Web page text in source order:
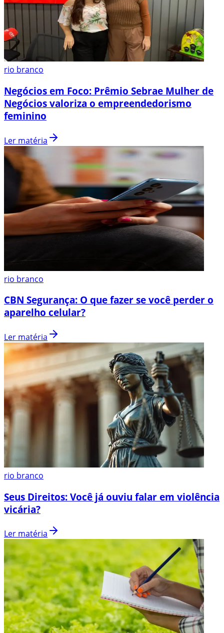
rio branco
Negócios em Foco: Prêmio Sebrae Mulher de
Negócios valoriza o empreendedorismo
feminino
Ler matéria
rio branco
CBN Segurança: O que fazer se você perder o
aparelho celular?
Ler matéria
rio branco
Seus Direitos: Você já ouviu falar em violência
vicária?
Ler matéria